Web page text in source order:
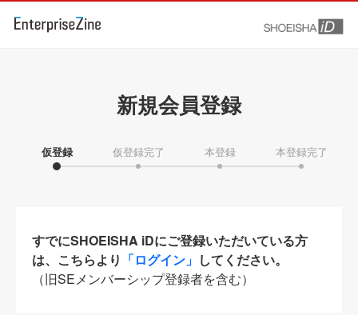
新規会員登録
仮登録 仮登録完了 本登録 本登録完了
すでにSHOEISHA iDにご登録いただいている方
は、こちらより 「ログイン」 してください。
（旧SEメンバーシップ登録者を含む）